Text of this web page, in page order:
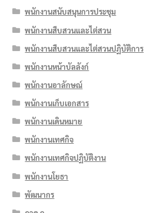
พนักงานสนับสนุนการประชุม
พนักงานสืบสวนและไต่สวน
พนักงานสืบสวนและไต่สวนปฏิบัติการ
พนักงานหน้าบัลลังก์
พนักงานอาลักษณ์
พนักงานเก็บเอกสาร
พนักงานเดินหมาย
พนักงานเทศกิจ
พนักงานเทศกิจปฏิบัติงาน
พนักงานโยธา
พัฒนากร